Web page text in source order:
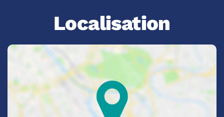
Localisation